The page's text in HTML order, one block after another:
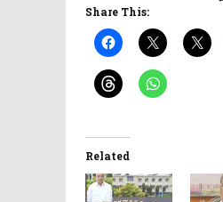
Share This:
Related